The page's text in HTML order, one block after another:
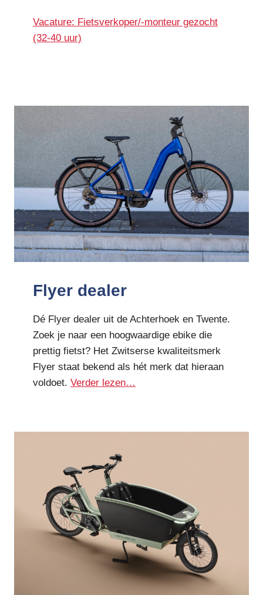
Vacature: Fietsverkoper/-monteur gezocht
(32-40 uur)
Flyer dealer
Dé Flyer dealer uit de Achterhoek en Twente.
Zoek je naar een hoogwaardige ebike die
prettig fietst? Het Zwitserse kwaliteitsmerk
Flyer staat bekend als hét merk dat hieraan
voldoet. Verder lezen…